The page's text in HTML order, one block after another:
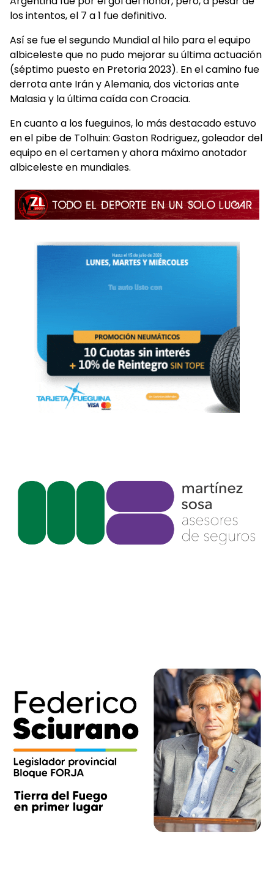
los intentos, el 7 a 1 fue definitivo.
Así se fue el segundo Mundial al hilo para el equipo
albiceleste que no pudo mejorar su última actuación
(séptimo puesto en Pretoria 2023). En el camino fue
derrota ante Irán y Alemania, dos victorias ante
Malasia y la última caída con Croacia.
En cuanto a los fueguinos, lo más destacado estuvo
en el pibe de Tolhuin: Gaston Rodriguez, goleador del
equipo en el certamen y ahora máximo anotador
albiceleste en mundiales.